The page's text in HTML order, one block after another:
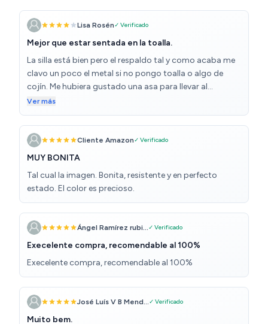
Lisa Rosén✓ Verificado
Mejor que estar sentada en la toalla.
La silla está bien pero el respaldo tal y como acaba me
clavo un poco el metal si no pongo toalla o algo de
cojín. Me hubiera gustado una asa para llevar al
hombro. En modo tumbado molesta un poco el centro
pero yo igualmente lo quiero para estar sentada
reclinada.
Ver más
Cliente Amazon✓ Verificado
MUY BONITA
Tal cual la imagen. Bonita, resistente y en perfecto
estado. El color es precioso.
Ángel Ramírez rubi... ✓ Verificado
Execelente compra, recomendable al 100%
Execelente compra, recomendable al 100%
José Luís V B Mend... ✓ Verificado
Muito bem.